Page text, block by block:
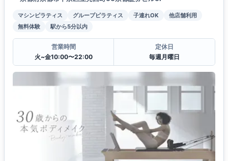
マシンピラティス グループピラティス 子連れOK
他店舗利用
無料体験
駅から5分以内
営業時間
火~金10:00〜22:00
定休日
毎週月曜日